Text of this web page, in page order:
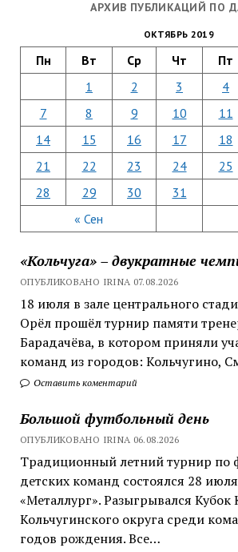
АРХИВ ПУБЛИКАЦИЙ ПО
ОКТЯБРЬ 2019
Пн Вт Ср Чт Пт
« Сен
1 2 3 4
7
8 9 10 11
14
15 16 17 18
21
22 23 24 25
28
29 30 31
«Кольчуга» – двукратные
ОПУБЛИКОВАНО IRINA 07.08.2026
18 июля в зале центрального
Орёл прошёл турнир памяти
Барадачёва, в котором приняли
команд из городов: Кольчугино,
Оставить коментарий
Большой футбольный день
ОПУБЛИКОВАНО IRINA 06.08.2026
Традиционный летний турнир по
детских команд состоялся 28
«Металлург». Разыгрывался
Кольчугинского округа среди
годов рождения. Все…